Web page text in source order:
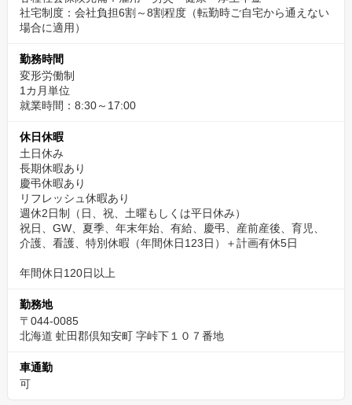
社宅制度：会社負担6割～8割程度（転勤時ご自宅から通えない
場合に適用）
勤務時間
変形労働制
1カ月単位
就業時間：8:30～17:00
休日休暇
土日休み
長期休暇あり
慶弔休暇あり
リフレッシュ休暇あり
週休2日制（日、祝、土曜もしくは平日休み）
祝日、GW、夏季、年末年始、有給、慶弔、産前産後、育児、
介護、看護、特別休暇（年間休日123日）＋計画有休5日
年間休日120日以上
勤務地
〒044-0085
北海道 虻田郡倶知安町 字峠下１０７番地
車通勤
可